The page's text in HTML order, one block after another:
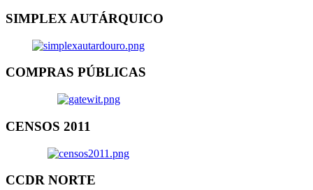
SIMPLEX AUTÁRQUICO
COMPRAS PÚBLICAS
CENSOS 2011
CCDR NORTE